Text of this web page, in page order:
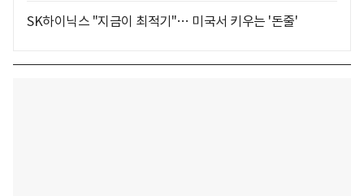
SK하이닉스 "지금이 최적기"… 미국서 키우는 '돈줄'